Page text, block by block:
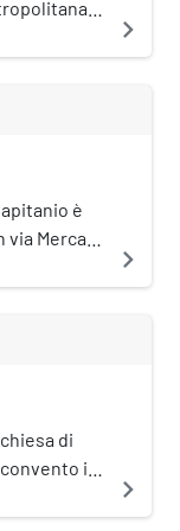
di Milano
Romana
Casa
Beni
navigate_next
è
Mercalli
navigate_next
di
in
navigate_next